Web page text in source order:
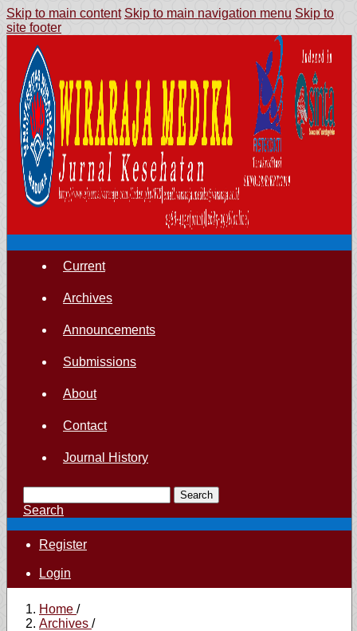
Skip to main content Skip to main navigation menu Skip to
site footer
Current
Archives
Announcements
Submissions
About
Contact
Journal History
Search
Search
Register
Login
Home /
Archives /